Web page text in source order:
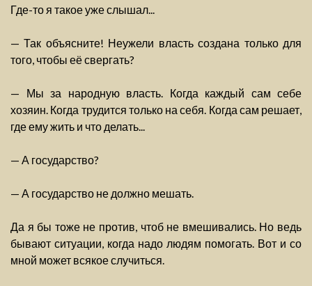
Где-то я такое уже слышал...
— Так объясните! Неужели власть создана только для
того, чтобы её свергать?
— Мы за народную власть. Когда каждый сам себе
хозяин. Когда трудится только на себя. Когда сам решает,
где ему жить и что делать...
— А государство?
— А государство не должно мешать.
Да я бы тоже не против, чтоб не вмешивались. Но ведь
бывают ситуации, когда надо людям помогать. Вот и со
мной может всякое случиться.